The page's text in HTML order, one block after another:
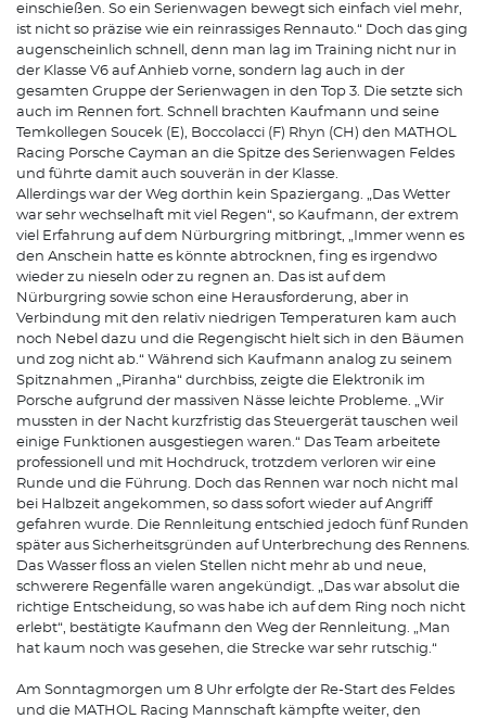
einschießen. So ein Serienwagen bewegt sich einfach viel mehr,
ist nicht so präzise wie ein reinrassiges Rennauto.“ Doch das ging
augenscheinlich schnell, denn man lag im Training nicht nur in
der Klasse V6 auf Anhieb vorne, sondern lag auch in der
gesamten Gruppe der Serienwagen in den Top 3. Die setzte sich
auch im Rennen fort. Schnell brachten Kaufmann und seine
Temkollegen Soucek (E), Boccolacci (F) Rhyn (CH) den MATHOL
Racing Porsche Cayman an die Spitze des Serienwagen Feldes
und führte damit auch souverän in der Klasse.
Allerdings war der Weg dorthin kein Spaziergang. „Das Wetter
war sehr wechselhaft mit viel Regen“, so Kaufmann, der extrem
viel Erfahrung auf dem Nürburgring mitbringt, „Immer wenn es
den Anschein hatte es könnte abtrocknen, fing es irgendwo
wieder zu nieseln oder zu regnen an. Das ist auf dem
Nürburgring sowie schon eine Herausforderung, aber in
Verbindung mit den relativ niedrigen Temperaturen kam auch
noch Nebel dazu und die Regengischt hielt sich in den Bäumen
und zog nicht ab.“ Während sich Kaufmann analog zu seinem
Spitznahmen „Piranha“ durchbiss, zeigte die Elektronik im
Porsche aufgrund der massiven Nässe leichte Probleme. „Wir
mussten in der Nacht kurzfristig das Steuergerät tauschen weil
einige Funktionen ausgestiegen waren.“ Das Team arbeitete
professionell und mit Hochdruck, trotzdem verloren wir eine
Runde und die Führung. Doch das Rennen war noch nicht mal
bei Halbzeit angekommen, so dass sofort wieder auf Angriff
gefahren wurde. Die Rennleitung entschied jedoch fünf Runden
später aus Sicherheitsgründen auf Unterbrechung des Rennens.
Das Wasser floss an vielen Stellen nicht mehr ab und neue,
schwerere Regenfälle waren angekündigt. „Das war absolut die
richtige Entscheidung, so was habe ich auf dem Ring noch nicht
erlebt“, bestätigte Kaufmann den Weg der Rennleitung. „Man
hat kaum noch was gesehen, die Strecke war sehr rutschig.“
Am Sonntagmorgen um 8 Uhr erfolgte der Re-Start des Feldes
und die MATHOL Racing Mannschaft kämpfte weiter, den